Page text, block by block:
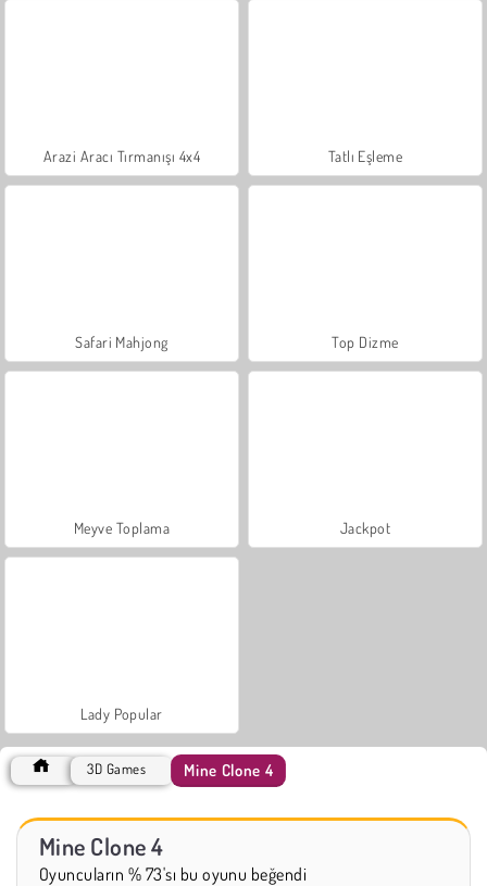
Arazi Aracı Tırmanışı 4x4 Tatlı Eşleme
Safari Mahjong Top Dizme
Meyve Toplama Jackpot
Lady Popular
3D Games Mine Clone 4
Mine Clone 4
Oyuncuların % 73'sı bu oyunu beğendi